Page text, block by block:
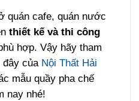
quán cafe, quán nước
thiết kế và thi công
hợp. Vậy hãy tham
đây của Nội Thất Hải
mẫu quầy pha chế
nay nhé!